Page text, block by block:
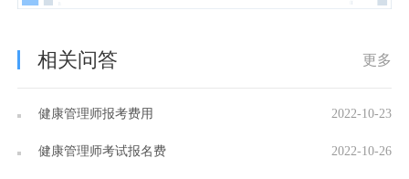
相关问答 更多
健康管理师报考费用 2022-10-23
健康管理师考试报名费 2022-10-26